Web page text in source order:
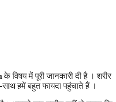
के विषय में पूरी जानकारी दी है । शरीर
हमें बहुत फायदा पहुंचाते हैं ।